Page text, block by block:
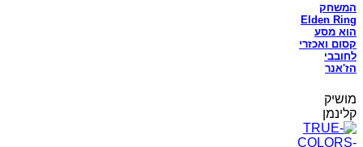
המשחק
Elden Ring
הוא מסע
קסום ואכזרי
לחובבי
הז'אנר
מושיק
קלינמן